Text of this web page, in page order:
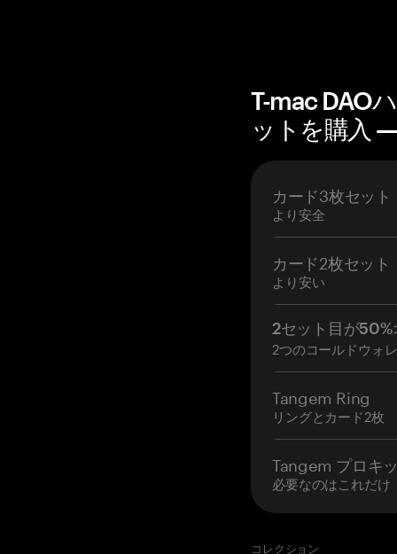
T-mac DAO
ットを購入
カード3枚セット
より安全
カード2枚セット
より安い
2セット目が50%
2つのコールドウォ
Tangem Ring
リングとカード2枚
Tangem プロキ
必要なのはこれだけ
コレクション